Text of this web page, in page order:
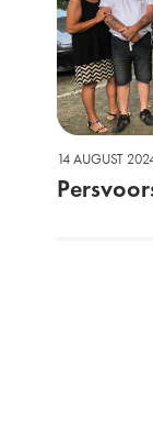
14 AUGUST